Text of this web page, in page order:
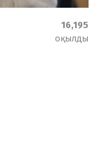
16,195
оқылды